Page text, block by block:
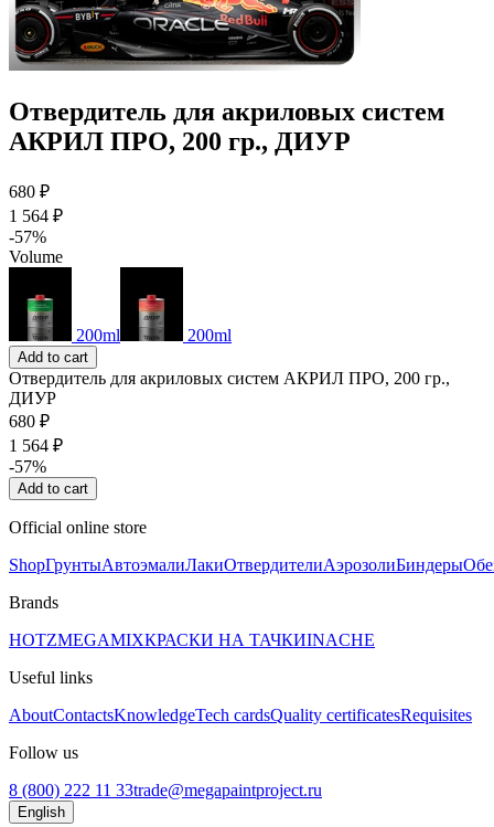
Отвердитель для акриловых систем
АКРИЛ ПРО, 200 гр., ДИУР
680 ₽
1 564 ₽
-57%
Volume
200ml 200ml
Add to cart
Отвердитель для акриловых систем АКРИЛ ПРО, 200 гр.,
ДИУР
680 ₽
1 564 ₽
-57%
Add to cart
Official online store
ShopГрунтыАвтоэмалиЛакиОтвердителиАэрозолиБиндеры
Brands
HOTZMEGAMIXКРАСКИ НА ТАЧКИINACHE
Useful links
AboutContactsKnowledgeTech cardsQuality certificatesRequisites
Follow us
8 (800) 222 11 33trade@megapaintproject.ru
English